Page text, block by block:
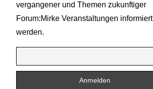
vergangener und Themen zukunftiger
Forum:Mirke Veranstaltungen informiert
werden.